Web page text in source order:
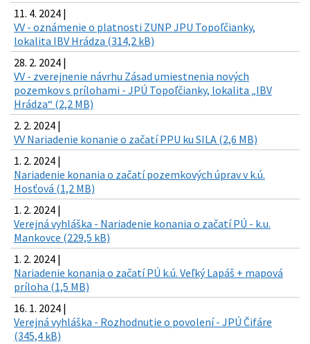
11. 4. 2024 |
VV - oznámenie o platnosti ZUNP JPU Topoľčianky,
lokalita IBV Hrádza (314,2 kB)
28. 2. 2024 |
VV - zverejnenie návrhu Zásad umiestnenia nových
pozemkov s prílohami - JPÚ Topoľčianky, lokalita „IBV
Hrádza“ (2,2 MB)
2. 2. 2024 |
VV Nariadenie konanie o začatí PPU ku SILA (2,6 MB)
1. 2. 2024 |
Nariadenie konania o začatí pozemkových úprav v k.ú.
Hosťová (1,2 MB)
1. 2. 2024 |
Verejná vyhláška - Nariadenie konania o začatí PÚ - k.u.
Mankovce (229,5 kB)
1. 2. 2024 |
Nariadenie konania o začatí PÚ k.ú. Veľký Lapáš + mapová
príloha (1,5 MB)
16. 1. 2024 |
Verejná vyhláška - Rozhodnutie o povolení - JPÚ Čifáre
(345,4 kB)